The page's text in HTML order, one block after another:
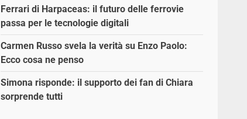
Ferrari di Harpaceas: il futuro delle ferrovie
passa per le tecnologie digitali
Carmen Russo svela la verità su Enzo Paolo:
Ecco cosa ne penso
Simona risponde: il supporto dei fan di Chiara
sorprende tutti